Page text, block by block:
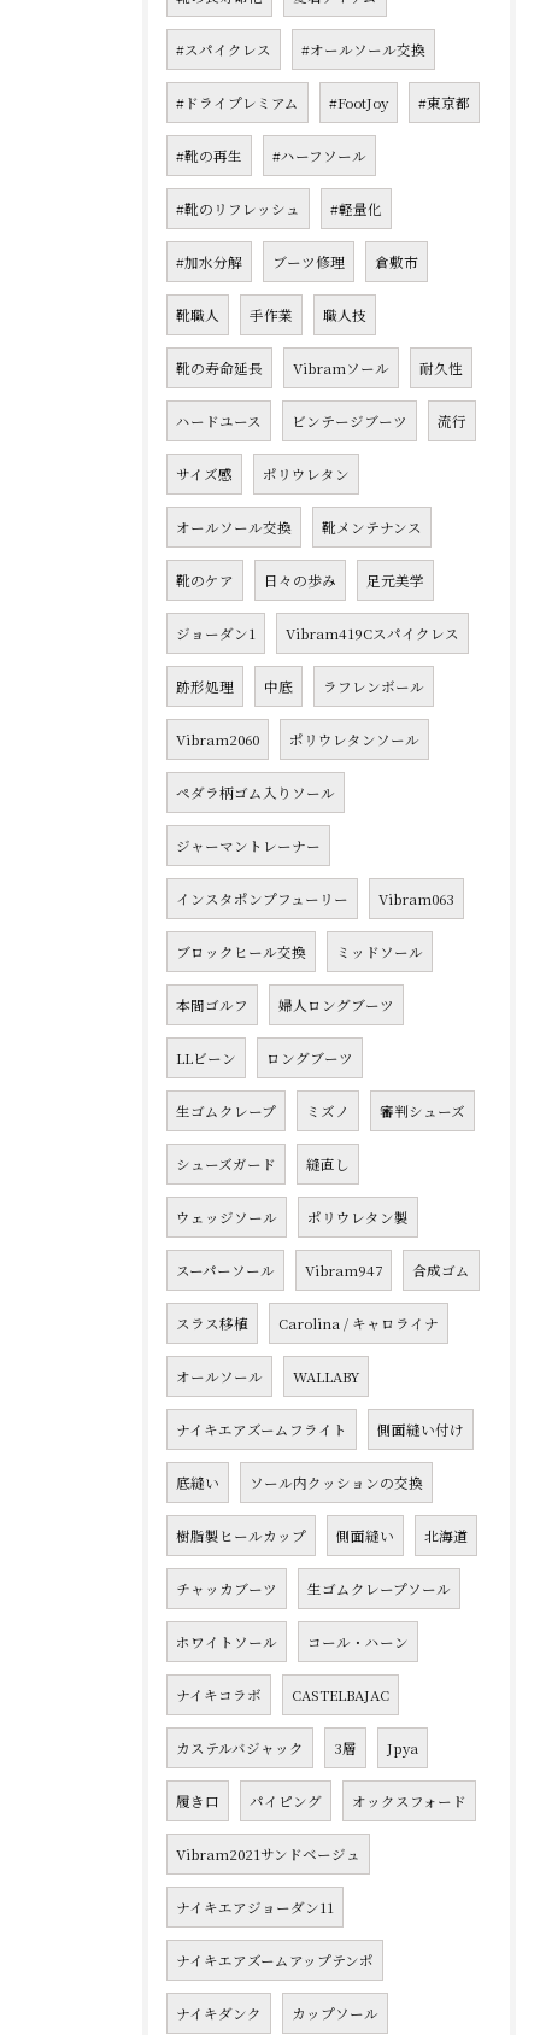
#スパイクレス #オールソール交換
#ドライプレミアム #FootJoy #東京都
#靴の再生 #ハーフソール
#靴のリフレッシュ #軽量化
#加水分解 ブーツ修理 倉敷市
靴職人 手作業 職人技
靴の寿命延長 Vibramソール 耐久性
ハードユース ビンテージブーツ 流行
サイズ感 ポリウレタン
オールソール交換 靴メンテナンス
靴のケア 日々の歩み 足元美学
ジョーダン1 Vibram419Cスパイクレス
跡形処理 中底 ラフレンボール
Vibram2060 ポリウレタンソール
ペダラ柄ゴム入りソール
ジャーマントレーナー
インスタポンプフューリー Vibram063
ブロックヒール交換 ミッドソール
本間ゴルフ 婦人ロングブーツ
LLビーン ロングブーツ
生ゴムクレープ ミズノ 審判シューズ
シューズガード 縫直し
ウェッジソール ポリウレタン製
スーパーソール Vibram947 合成ゴム
スラス移植 Carolina / キャロライナ
オールソール WALLABY
ナイキエアズームフライト 側面縫い付け
底縫い ソール内クッションの交換
樹脂製ヒールカップ 側面縫い 北海道
チャッカブーツ 生ゴムクレープソール
ホワイトソール コール・ハーン
ナイキコラボ CASTELBAJAC
カステルバジャック 3層 Jpya
履き口 パイピング オックスフォード
Vibram2021サンドベージュ
ナイキエアジョーダン11
ナイキエアズームアップテンポ
ナイキダンク カップソール